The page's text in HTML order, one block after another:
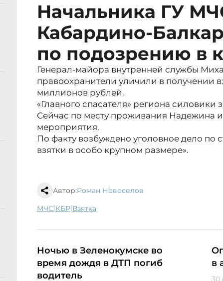
Начальника ГУ
Кабардино-
по подозрению в
Генерал-майора внутренней службы
правоохранители уличили в получении
миллионов рублей.
«Главного спасателя» региона
Сейчас по месту проживания Надежина
мероприятия.
По факту возбуждено уголовное дело по
взятки в особо крупном размере».
Автор:Роман Новоселов
МЧС| КБР| взятка
Ночью в Зеленокумске во
время дождя в ДТП погиб
водитель
в